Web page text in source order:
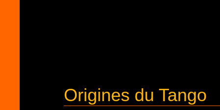
Origines du Tango